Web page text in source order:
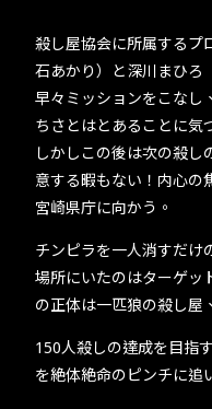
殺し屋協会に所属するプ
石あかり）と深川まひろ
早々ミッションをこなし
ちさとはとあることに気
しかしこの後は次の殺し
意する暇もない！内心の
宮崎県庁に向かう。
チンピラを一人消すだけ
場所にいたのはターゲッ
の正体は一匹狼の殺し屋
150人殺しの達成を目指
を絶体絶命のピンチに追